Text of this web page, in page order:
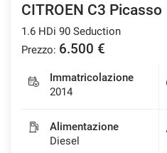
CITROEN C3 Picasso
1.6 HDi 90 Seduction
Prezzo: 6.500 €
Immatricolazione
2014
Alimentazione
Diesel